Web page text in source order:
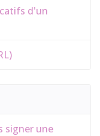
d'un
signer une